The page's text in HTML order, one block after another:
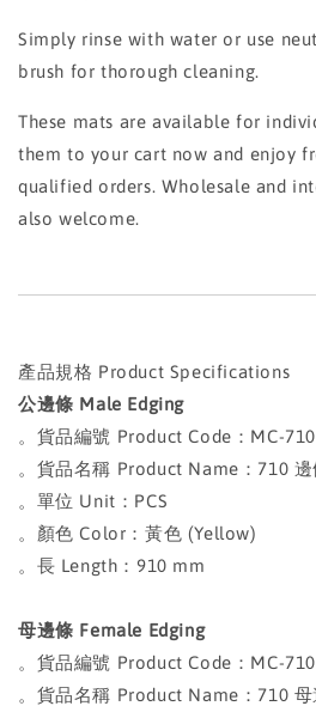
Simply rinse with water or use
brush for thorough cleaning.
These mats are available for
them to your cart now and enjoy
qualified orders. Wholesale and
also welcome.
產品規格 Product Specifications
公邊條 Male Edging
。貨品編號 Product Code：MC-
。貨品名稱 Product Name：710
。單位 Unit：PCS
。顏色 Color：黃色 (Yellow)
。長 Length：910 mm
母邊條 Female Edging
。貨品編號 Product Code：MC-
。貨品名稱 Product Name：710